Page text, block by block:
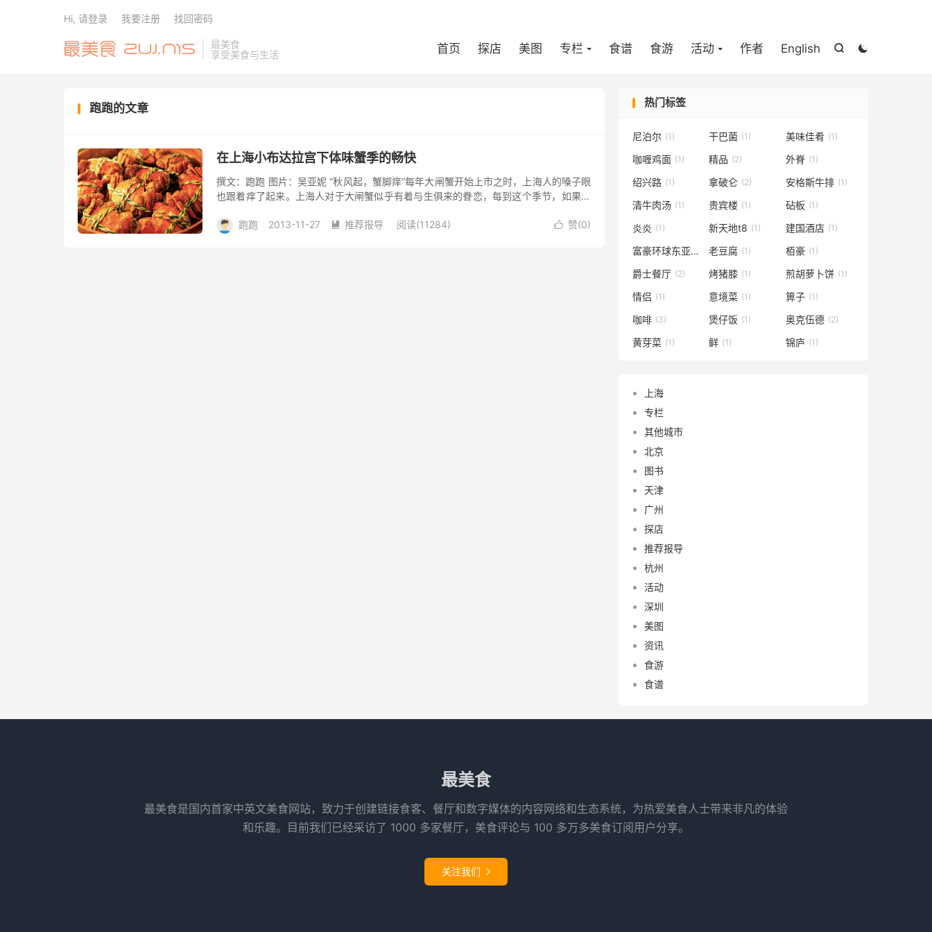
最美食
享受美食与生活


首页 探店 美图 专栏 食谱 食游 活动 作者 English
Hi, 请登录 我要注册 找回密码
跑跑的文章
在上海小布达拉宫下体味蟹季的畅快
撰文：跑跑 图片：吴亚妮 “秋风起，蟹脚痒”每年大闸蟹开始上市之时，上海人的嗓子眼
也跟着痒了起来。上海人对于大闸蟹似乎有着与生俱来的眷恋，每到这个季节，如果不
餐厅敢...
 赞(0)
跑跑 2013-11-27  推荐报导 阅读(11284)
热门标签
尼泊尔 (1) 干巴菌 (1) 美味佳肴 (1)
咖喱鸡面 (1) 精品 (2) 外脊 (1)
绍兴路 (1) 拿破仑 (2) 安格斯牛排 (1)
清牛肉汤 (1) 贵宾楼 (1) 砧板 (1)
炎炎 (1) 新天地t8 (1) 建国酒店 (1)
富豪环球东亚酒店 (1)
老豆腐 (1) 栢豪 (1)
爵士餐厅 (2) 烤猪膝 (1) 煎胡萝卜饼 (1)
情侣 (1) 意境菜 (1) 箅子 (1)
咖啡 (3) 煲仔饭 (1) 奥克伍德 (2)
黄芽菜 (1) 鲜 (1) 锦庐 (1)
上海
专栏
其他城市
北京
图书
天津
广州
探店
推荐报导
杭州
活动
深圳
美图
资讯
食游
食谱
最美食
最美食是国内首家中英文美食网站，致力于创建链接食客、餐厅和数字媒体的内容网络和生态系统，为热爱美食人士带来非凡的体验
和乐趣。目前我们已经采访了 1000 多家餐厅，美食评论与 100 多万多美食订阅用户分享。
关注我们 